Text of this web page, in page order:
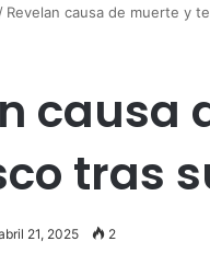
/ Revelan causa de muerte y
causa
tras
21, 2025 2